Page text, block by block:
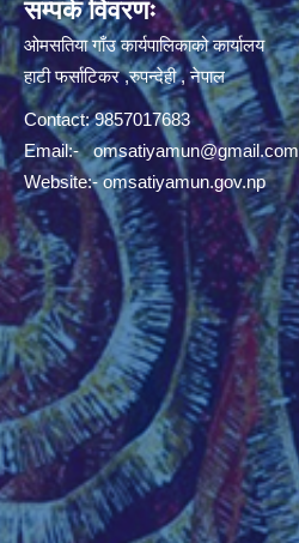
सम्पर्क विवरणः
ओमसतिया गाँउ कार्यपालिकाको कार्यालय
हाटी फर्साटिकर ,रुपन्देही , नेपाल
Contact: 9857017683
Email:-omsatiyamun@gmail.com
Website:- omsatiyamun.gov.np